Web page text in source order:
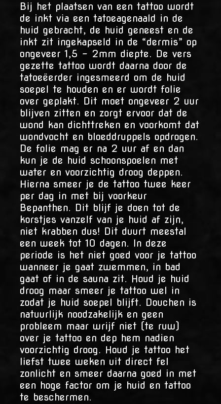
Bij het plaatsen van een tattoo wordt
de inkt via een tatoeagenaald in de
huid gebracht, de huid geneest en de
inkt zit ingekapseld in de “dermis” op
ongeveer 1,5 – 2mm diepte. De vers
gezette tattoo wordt daarna door de
tatoeëerder ingesmeerd om de huid
soepel te houden en er wordt folie
over geplakt. Dit moet ongeveer 2 uur
blijven zitten en zorgt ervoor dat de
wond kan dichttreken en voorkomt dat
wondvocht en bloeddruppels opdrogen.
De folie mag er na 2 uur af en dan
kun je de huid schoonspoelen met
water en voorzichtig droog deppen.
Hierna smeer je de tattoo twee keer
per dag in met bij voorkeur
Bepanthen. Dit blijf je doen tot de
korstjes vanzelf van je huid af zijn,
niet krabben dus! Dit duurt meestal
een week tot 10 dagen. In deze
periode is het niet goed voor je tattoo
wanneer je gaat zwemmen, in bad
gaat of in de sauna zit. Houd je huid
droog maar smeer je tattoo wel in
zodat je huid soepel blijft. Douchen is
natuurlijk noodzakelijk en geen
probleem maar wrijf niet (te ruw)
over je tattoo en dep hem nadien
voorzichtig droog. Houd je tattoo het
liefst twee weken uit direct fel
zonlicht en smeer daarna goed in met
een hoge factor om je huid en tattoo
te beschermen.